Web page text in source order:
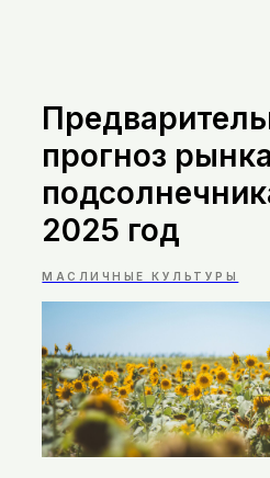
прогноз
2025 год
МАСЛИЧНЫЕ КУЛЬТУРЫ